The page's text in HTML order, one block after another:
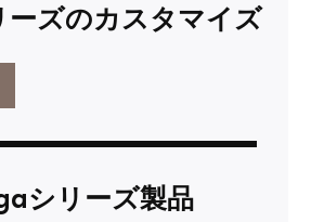
ーズのカスタマイズ
シリーズ製品